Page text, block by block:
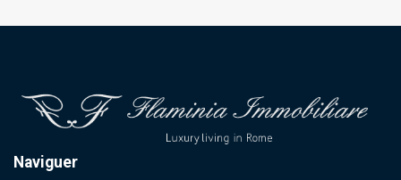
Naviguer